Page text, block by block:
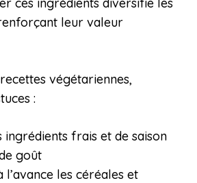
ces ingrédients diversifie les
leur valeur
végétariennes,
:
ingrédients frais et de saison
goût
l’avance les céréales et